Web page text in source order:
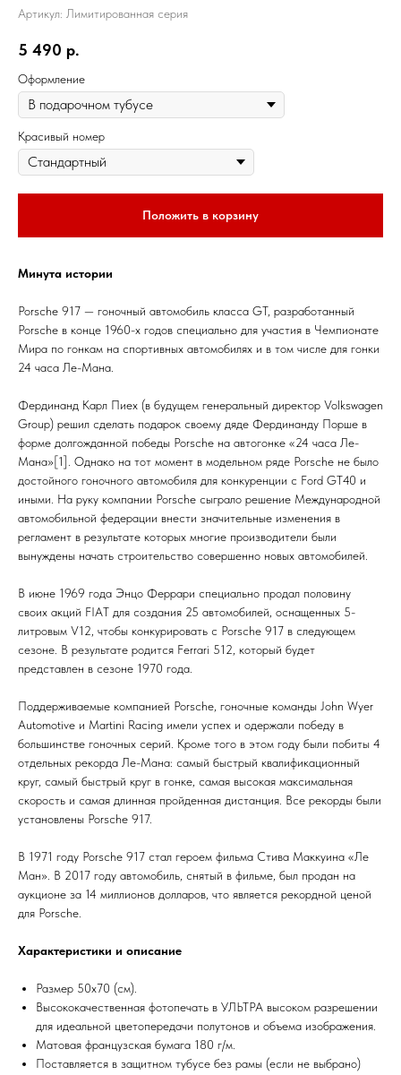
Артикул: Лимитированная серия
5 490 р.
Оформление
Красивый номер
Положить в корзину
Минута истории
Porsche 917 — гоночный автомобиль класса GT, разработанный
Porsche в конце 1960-х годов специально для участия в Чемпионате
Мира по гонкам на спортивных автомобилях и в том числе для гонки
24 часа Ле-Мана.
Фердинанд Карл Пиех (в будущем генеральный директор Volkswagen
Group) решил сделать подарок своему дяде Фердинанду Порше в
форме долгожданной победы Porsche на автогонке «24 часа Ле-
Мана»[1]. Однако на тот момент в модельном ряде Porsche не было
достойного гоночного автомобиля для конкуренции с Ford GT40 и
иными. На руку компании Porsche сыграло решение Международной
автомобильной федерации внести значительные изменения в
регламент в результате которых многие производители были
вынуждены начать строительство совершенно новых автомобилей.
В июне 1969 года Энцо Феррари специально продал половину
своих акций FIAT для создания 25 автомобилей, оснащенных 5-
литровым V12, чтобы конкурировать с Porsche 917 в следующем
сезоне. В результате родится Ferrari 512, который будет
представлен в сезоне 1970 года.
Поддерживаемые компанией Porsche, гоночные команды John Wyer
Automotive и Martini Racing имели успех и одержали победу в
большинстве гоночных серий. Кроме того в этом году были побиты 4
отдельных рекорда Ле-Мана: самый быстрый квалификационный
круг, самый быстрый круг в гонке, самая высокая максимальная
скорость и самая длинная пройденная дистанция. Все рекорды были
установлены Porsche 917.
В 1971 году Porsche 917 стал героем фильма Стива Маккуина «Ле
Ман». В 2017 году автомобиль, снятый в фильме, был продан на
аукционе за 14 миллионов долларов, что является рекордной ценой
для Porsche.
Характеристики и описание
Размер 50х70 (см).
Высококачественная фотопечать в УЛЬТРА высоком разрешении
для идеальной цветопередачи полутонов и объема изображения.
Матовая французская бумага 180 г/м.
Поставляется в защитном тубусе без рамы (если не выбрано)